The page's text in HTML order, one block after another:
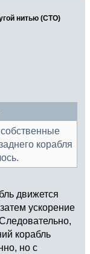
нитью (СТО)
корабля
движется
ускорение
корабль
но с